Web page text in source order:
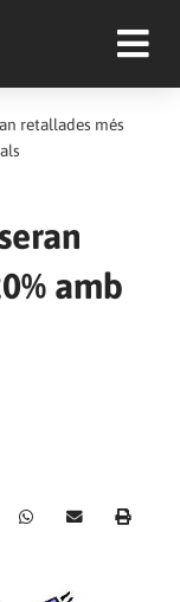
retallades més
amb